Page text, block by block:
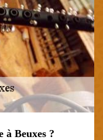
à Beuxes ?